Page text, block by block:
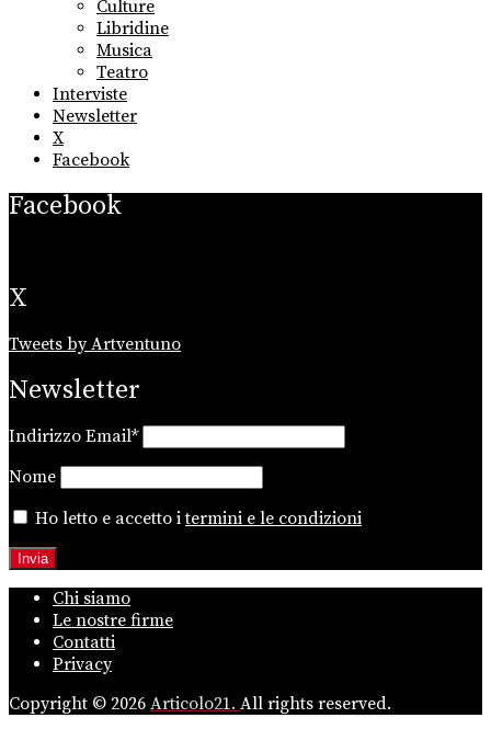
Culture
Libridine
Musica
Teatro
Interviste
Newsletter
X
Facebook
Facebook
X
Tweets by Artventuno
Newsletter
Indirizzo Email*
Nome
Ho letto e accetto itermini e le condizioni
Chi siamo
Le nostre firme
Contatti
Privacy
Copyright © 2026 Articolo21. All rights reserved.